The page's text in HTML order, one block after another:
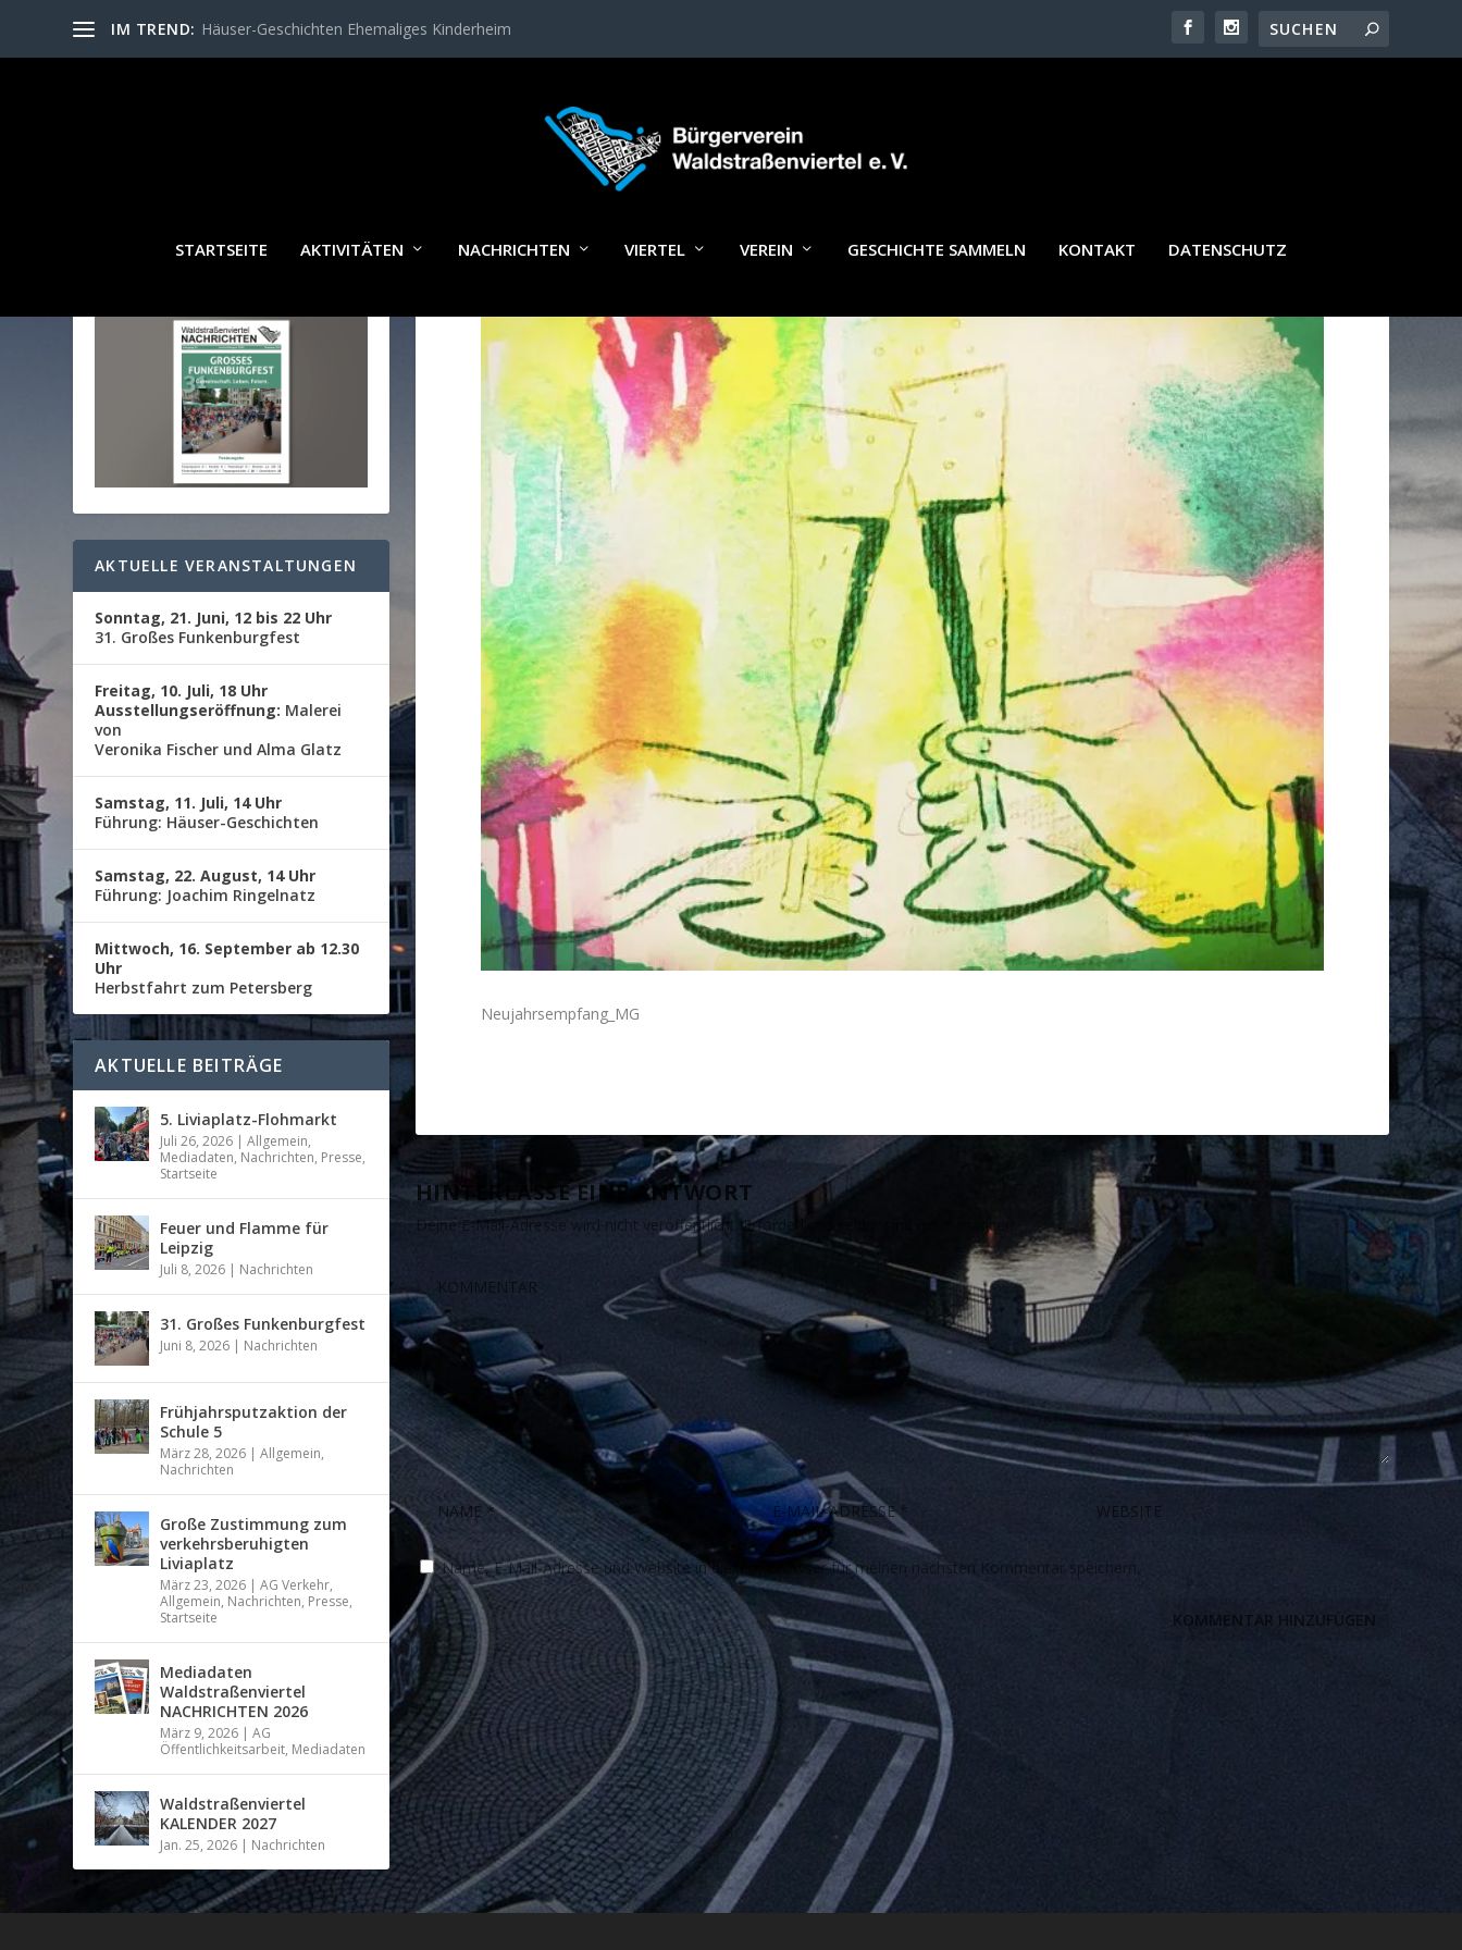
IM TREND: Häuser-Geschichten Ehemaliges Kinderheim
STARTSEITE AKTIVITÄTEN NACHRICHTEN VIERTEL VEREIN GESCHICHTE SAMMELN KONTAKT DATENSCHUTZ
NEUJAHRSEMPFANG_MG
Neujahrsempfang_MG
HINTERLASSE EINE ANTWORT
Deine E-Mail-Adresse wird nicht veröffentlicht. Erforderliche Felder sind mit markiert
Name, E-Mail-Adresse und Website in diesem Browser für meinen nächsten Kommentar speichern.
WALDSTRASSENVIERTEL N
AKTUELLE VERANSTALTUNGEN
Sonntag, 21. Juni, 12 bis 22 Uhr
31. Großes Funkenburgfest
Freitag, 10. Juli, 18 Uhr
Ausstellungseröffnung: Malerei
von
Veronika Fischer und Alma Glatz
Samstag, 11. Juli, 14 Uhr
Führung: Häuser-Geschichten
Samstag, 22. August, 14 Uhr
Führung: Joachim Ringelnatz
Mittwoch, 16. September ab 12.30
Uhr
Herbstfahrt zum Petersberg
AKTUELLE BEITRÄGE
5. Liviaplatz-Flohmarkt
Juli 26, 2026 |Allgemein,
Mediadaten, Nachrichten, Presse,
Startseite
Feuer und Flamme für
Leipzig
Juli 8, 2026 | Nachrichten
31. Großes Funkenburgfest
Juni 8, 2026 | Nachrichten
Frühjahrsputzaktion der
Schule 5
März 28, 2026 |Allgemein,
Nachrichten
Große Zustimmung zum
verkehrsberuhigten
Liviaplatz
März 23, 2026 |AG Verkehr,
Allgemein, Nachrichten, Presse,
Startseite
Mediadaten
Waldstraßenviertel
NACHRICHTEN 2026
März 9, 2026 |AG
Öffentlichkeitsarbeit, Mediadaten
Waldstraßenviertel
KALENDER 2027
Jan. 25, 2026 | Nachrichten